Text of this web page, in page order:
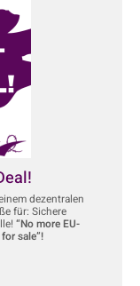
dezentralen
für: Sichere
“No more EU-
sale”!